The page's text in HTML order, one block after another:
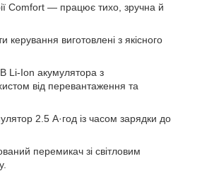
Comfort — працює тихо, зручна й
керування виготовлені з якісного
Li-Ion акумулятора з
від перевантаження та
2.5 А·год із часом зарядки до
перемикач зі світловим